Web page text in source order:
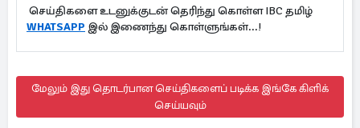
செய்திகளை உடனுக்குடன் தெரிந்து கொள்ள IBC தமிழ்
WHATSAPP இல் இணைந்து கொள்ளுங்கள்...!
மேலும் இது தொடர்பான செய்திகளைப் படிக்க இங்கே கிளிக்
செய்யவும்